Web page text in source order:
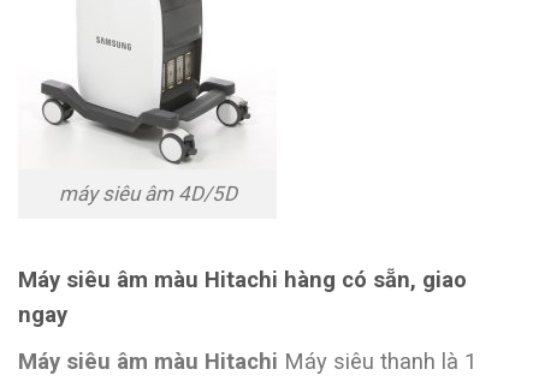
máy siêu âm 4D/5D
Máy siêu âm màu Hitachi hàng có sẵn, giao
ngay
Máy siêu âm màu Hitachi Máy siêu thanh là 1